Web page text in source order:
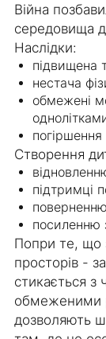
Війна
середовища
Наслідки:
підвищена
нестача
обмежені
Створення
підтримці
посиленню
Попри те, що
просторів -
стикається
обмеженими
дозволяють